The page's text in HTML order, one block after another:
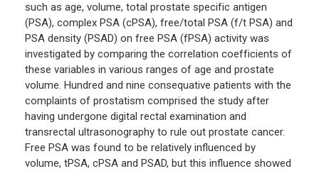
such as age, volume, total prostate specific antigen
(PSA), complex PSA (cPSA), free/total PSA (f/t PSA) and
PSA density (PSAD) on free PSA (fPSA) activity was
investigated by comparing the correlation coefficients of
these variables in various ranges of age and prostate
volume. Hundred and nine consequative patients with the
complaints of prostatism comprised the study after
having undergone digital rectal examination and
transrectal ultrasonography to rule out prostate cancer.
Free PSA was found to be relatively influenced by
volume, tPSA, cPSA and PSAD, but this influence showed